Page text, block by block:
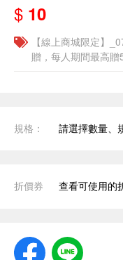
$ 10
【線上商城限定】
贈，每人期間最高贈
規格： 請選擇數量、
折價券 查看可使用的